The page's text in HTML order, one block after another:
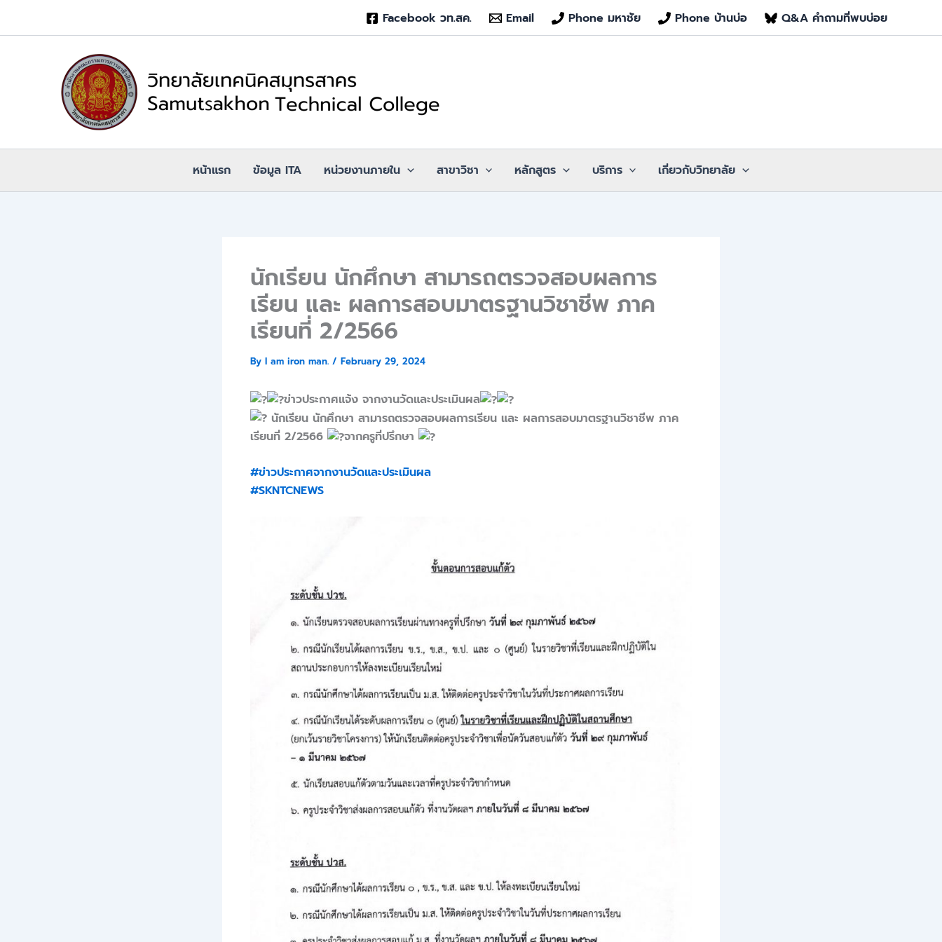
Facebook วท.สค. Email Phone มหาชัย Phone บ้านบ่อ Q&A คำถามที่พบบ่อย
หน้าแรก ข้อมูล ITA หน่วยงานภายใน สาขาวิชา หลักสูตร บริการ เกี่ยวกับวิทยาลัย
นักเรียน นักศึกษา สามารถตรวจสอบผลการ
เรียน และ ผลการสอบมาตรฐานวิชาชีพ ภาค
เรียนที่ 2/2566
By I am iron man. / February 29, 2024
ข่าวประกาศแจ้ง จากงานวัดและประเมินผล
นักเรียน นักศึกษา สามารถตรวจสอบผลการเรียน และ ผลการสอบมาตรฐานวิชาชีพ ภาค
เรียนที่ 2/2566
จากครูที่ปรึกษา
#ข่าวประกาศจากงานวัดและประเมินผล
#SKNTCNEWS